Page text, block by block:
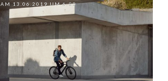
AM 13.06.2019 UM 6:00